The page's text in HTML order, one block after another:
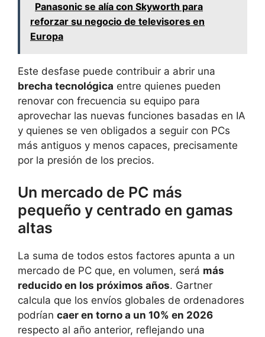
Panasonic se alía con Skyworth para
reforzar su negocio de televisores en
Europa
Este desfase puede contribuir a abrir una
brecha tecnológica entre quienes pueden
renovar con frecuencia su equipo para
aprovechar las nuevas funciones basadas en IA
y quienes se ven obligados a seguir con PCs
más antiguos y menos capaces, precisamente
por la presión de los precios.
Un mercado de PC más
pequeño y centrado en gamas
altas
La suma de todos estos factores apunta a un
mercado de PC que, en volumen, será más
reducido en los próximos años. Gartner
calcula que los envíos globales de ordenadores
podrían caer en torno a un 10% en 2026
respecto al año anterior, reflejando una